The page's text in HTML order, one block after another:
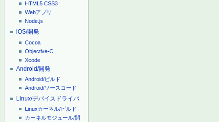
HTML5 CSS3
Webアプリ
Node.js
iOS/開発
Cocoa
Objective-C
Xcode
Android/開発
Android/ビルド
Android/ソースコード
Linux/デバイスドライバ
Linuxカーネル/ビルド
カーネルモジュール/開